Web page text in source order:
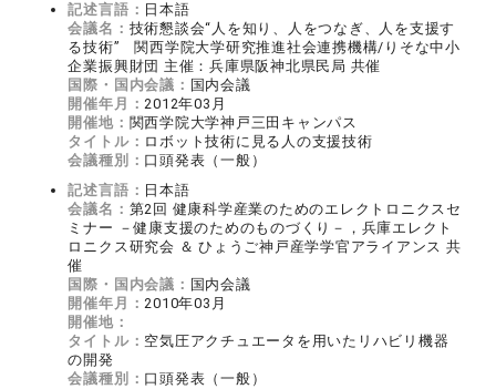
記述言語： 日本語
会議名： 技術懇談会“人を知り、人をつなぎ、人を支援す
る技術” 関西学院大学研究推進社会連携機構/りそな中小
企業振興財団 主催：兵庫県阪神北県民局 共催
国際・国内会議： 国内会議
開催年月：2012年03月
開催地： 関西学院大学神戸三田キャンパス
タイトル： ロボット技術に見る人の支援技術
会議種別： 口頭発表（一般）
記述言語： 日本語
会議名： 第2回 健康科学産業のためのエレクトロニクスセ
ミナー －健康支援のためのものづくり－，兵庫エレクト
ロニクス研究会 ＆ ひょうご神戸産学学官アライアンス 共
催
国際・国内会議： 国内会議
開催年月：2010年03月
開催地：
タイトル： 空気圧アクチュエータを用いたリハビリ機器
の開発
会議種別： 口頭発表（一般）